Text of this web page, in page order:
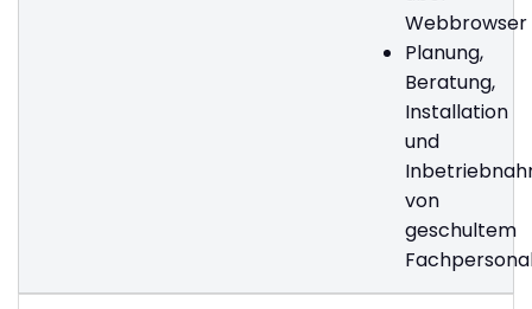
Webbrowser
Planung,
Beratung,
Installation
und
von
geschultem